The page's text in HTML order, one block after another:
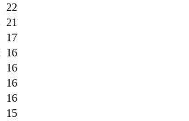
22
21
17
16
16
16
16
15